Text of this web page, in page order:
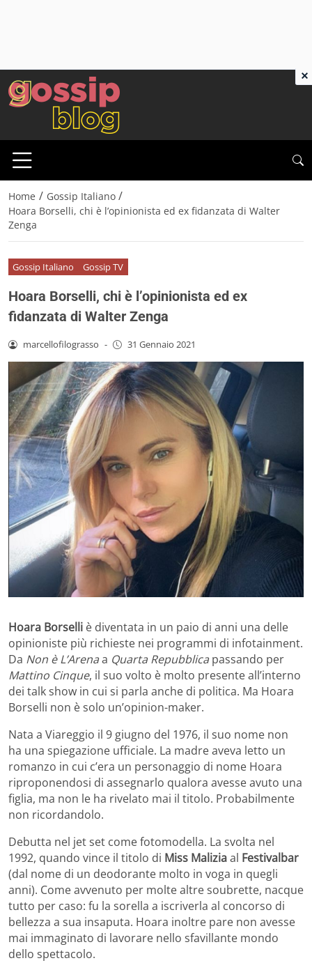
Home / Gossip Italiano /
Hoara Borselli, chi è l’opinionista ed ex fidanzata di Walter
Zenga
Gossip Italiano Gossip TV
Hoara Borselli, chi è l’opinionista ed ex
fidanzata di Walter Zenga
marcellofilograsso - 31 Gennaio 2021
Hoara Borselli è diventata in un paio di anni una delle
opinioniste più richieste nei programmi di infotainment.
Da Non è L’Arenaa Quarta Repubblica passando per
Mattino Cinque, il suo volto è molto presente all’interno
dei talk show in cui si parla anche di politica. Ma Hoara
Borselli non è solo un’opinion-maker.
Nata a Viareggio il 9 giugno del 1976, il suo nome non
ha una spiegazione ufficiale. La madre aveva letto un
romanzo in cui c’era un personaggio di nome Hoara
riproponendosi di assegnarlo qualora avesse avuto una
figlia, ma non le ha rivelato mai il titolo. Probabilmente
non ricordandolo.
Debutta nel jet set come fotomodella. La svolta nel
1992, quando vince il titolo di Miss Maliziaal Festivalbar
(dal nome di un deodorante molto in voga in quegli
anni). Come avvenuto per molte altre soubrette, nacque
tutto per caso: fu la sorella a iscriverla al concorso di
bellezza a sua insaputa. Hoara inoltre pare non avesse
mai immaginato di lavorare nello sfavillante mondo
dello spettacolo.
×